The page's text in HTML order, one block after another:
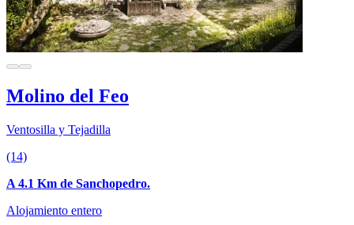
Molino del Feo
Ventosilla y Tejadilla
(14)
A 4.1 Km de Sanchopedro.
Alojamiento entero